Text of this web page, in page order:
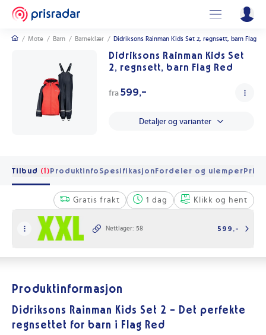
/ Mote / Barn / Barneklær / Didriksons Rainman Kids Set 2, regnsett, barn Flag
Didriksons Rainman Kids Set
2, regnsett, barn Flag Red
fra 599,-
Detaljer og varianter
Tilbud (1)Produktinfo SpesifikasjonFordeler og ulemperPris
Gratis frakt 1 dag Klikk og hent
Nettlager: 58 599,-
Produktinformasjon
Didriksons Rainman Kids Set 2 - Det perfekte
regnsettet for barn i Flag Red